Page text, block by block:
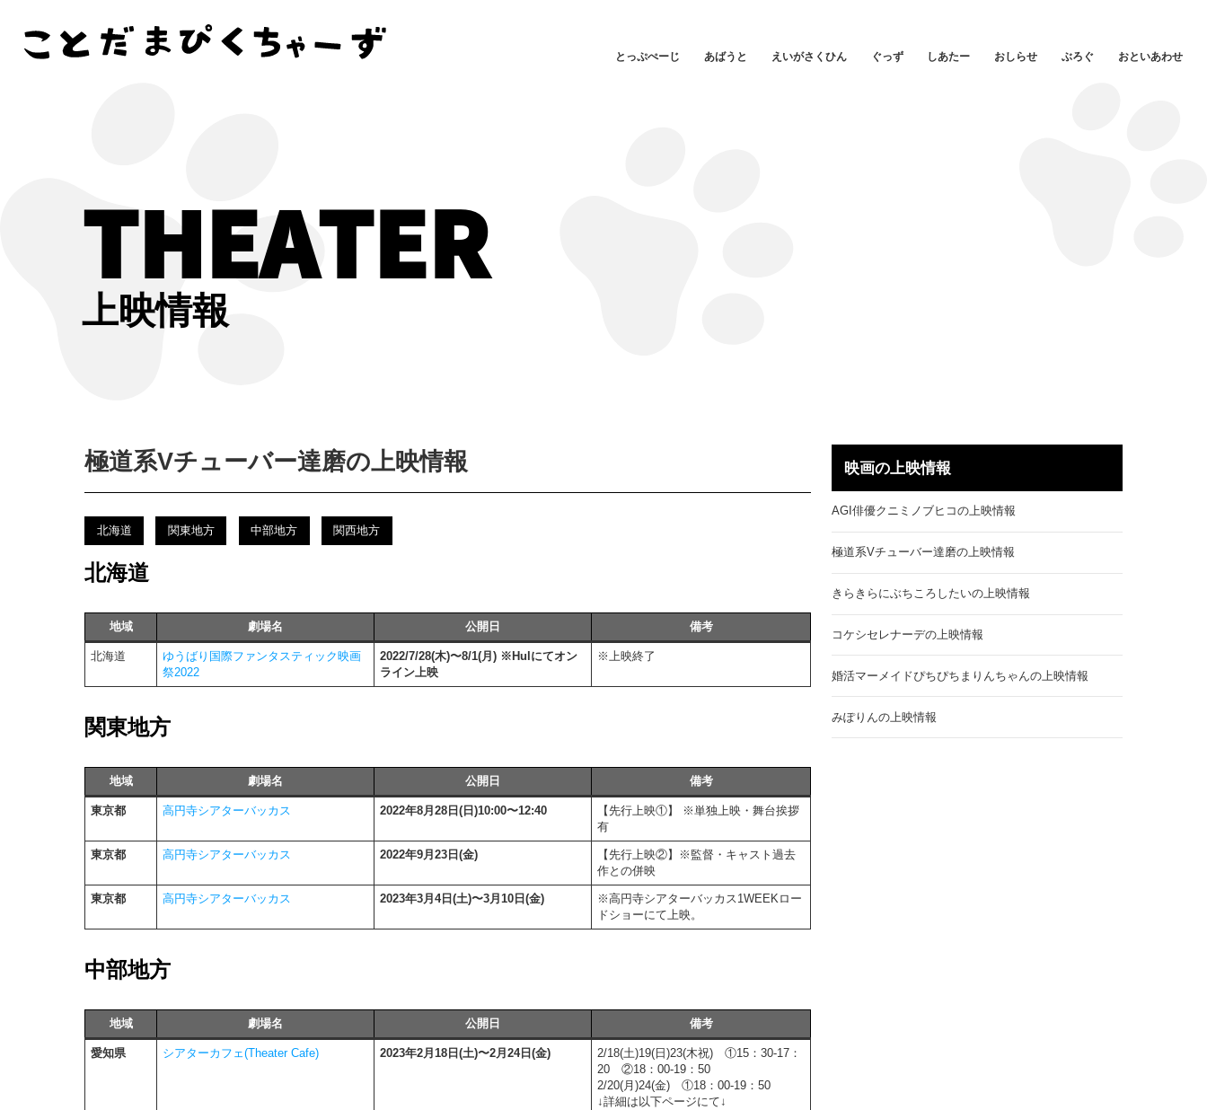
とっぷぺーじ あばうと えいがさくひん ぐっず しあたー おしらせ ぶろぐ おといあわせ
THEATER
上映情報
極道系Vチューバー達磨の上映情報
北海道 関東地方 中部地方 関西地方
北海道
地域 劇場名 公開日 備考
北海道
ゆうばり国際ファンタスティック映画
祭2022
2022/7/28(木)〜8/1(月) ※Hulにてオン
ライン上映
※上映終了
関東地方
地域 劇場名 公開日 備考
東京都 高円寺シアターバッカス 2022年8月28日(日)10:00〜12:40
【先行上映①】 ※単独上映・舞台挨拶
有
東京都 高円寺シアターバッカス 2022年9月23日(金)
【先行上映②】※監督・キャスト過去
作との併映
東京都 高円寺シアターバッカス 2023年3月4日(土)〜3月10日(金)
※高円寺シアターバッカス1WEEKロー
ドショーにて上映。
中部地方
地域 劇場名 公開日 備考
愛知県 シアターカフェ(Theater Cafe) 2023年2月18日(土)〜2月24日(金)
2/18(土)19(日)23(木祝) ①15：30-17：
20 ②18：00-19：50
2/20(月)24(金) ①18：00-19：50
↓詳細は以下ページにて↓
映画の上映情報
AGI俳優クニミノブヒコの上映情報
極道系Vチューバー達磨の上映情報
きらきらにぶちころしたいの上映情報
コケシセレナーデの上映情報
婚活マーメイドぴちぴちまりんちゃんの上映情報
みぽりんの上映情報